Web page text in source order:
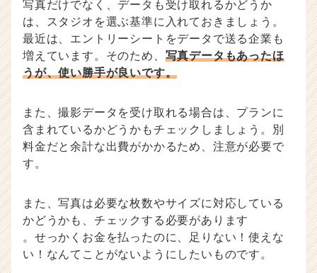
写真だけでなく、データも受け取れるかどうか
は、スタジオを選ぶ基準に入れておきましょう。
最近は、エントリーシートをデータで送る企業も
増えています。そのため、 写真データもあったほ
うが、使い勝手が良いです。
また、撮影データを受け取れる場合は、プランに
含まれているかどうかもチェックしましょう。別
料金だと余計な出費がかかるため、注意が必要で
す。
また、写真は必要な枚数やサイズに対応している
かどうかも、チェックする必要があります
。せっかくお金を払ったのに、足りない！使えな
い！なんてことがないようにしたいものです。